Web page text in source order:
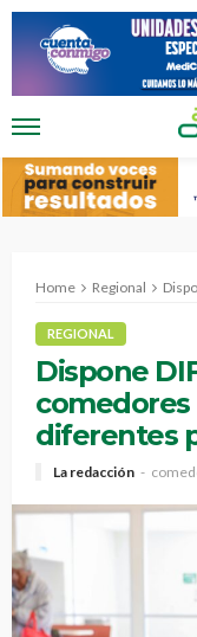
Home Regional
REGIONAL
Dispone
diferentes
La redacción